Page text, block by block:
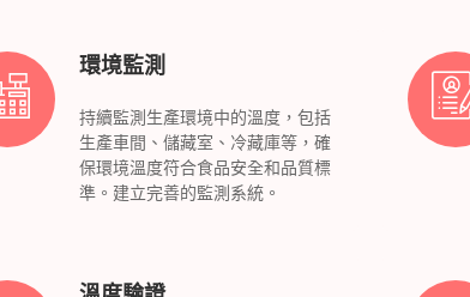
環境監測
持續監測生產環境中的溫度，包括
生產車間、儲藏室、冷藏庫等，確
保環境溫度符合食品安全和品質標
準。建立完善的監測系統。